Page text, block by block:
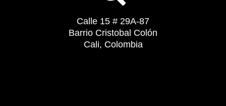
Calle 15 # 29A-87
Barrio Cristobal Colón
Cali, Colombia